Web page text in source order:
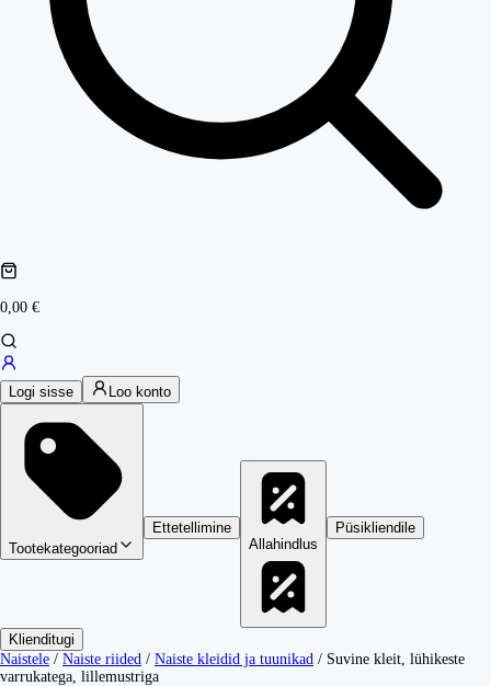
0,00 €
Logi sisse Loo konto
Tootekategooriad
Ettetellimine
Allahindlus
Püsikliendile
Klienditugi
Naistele / Naiste riided / Naiste kleidid ja tuunikad / Suvine kleit, lühikeste
varrukatega, lillemustriga